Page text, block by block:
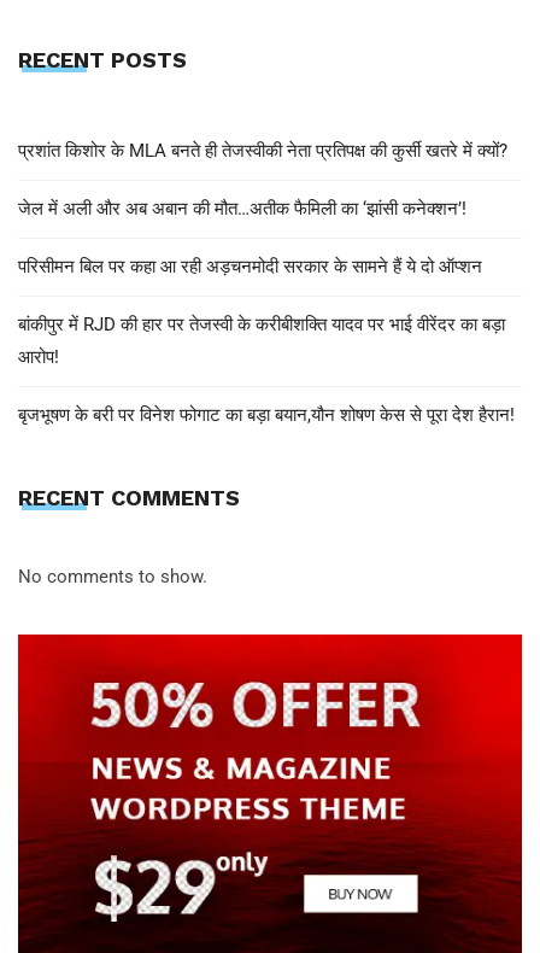
RECENT POSTS
प्रशांत किशोर के MLA बनते ही तेजस्वीकी नेता प्रतिपक्ष की कुर्सी खतरे में क्यों?
जेल में अली और अब अबान की मौत…अतीक फैमिली का ‘झांसी कनेक्शन’!
परिसीमन बिल पर कहा आ रही अड़चनमोदी सरकार के सामने हैं ये दो ऑप्शन
बांकीपुर में RJD की हार पर तेजस्वी के करीबीशक्ति यादव पर भाई वीरेंदर का बड़ा
आरोप!
बृजभूषण के बरी पर विनेश फोगाट का बड़ा बयान,यौन शोषण केस से पूरा देश हैरान!
RECENT COMMENTS
No comments to show.